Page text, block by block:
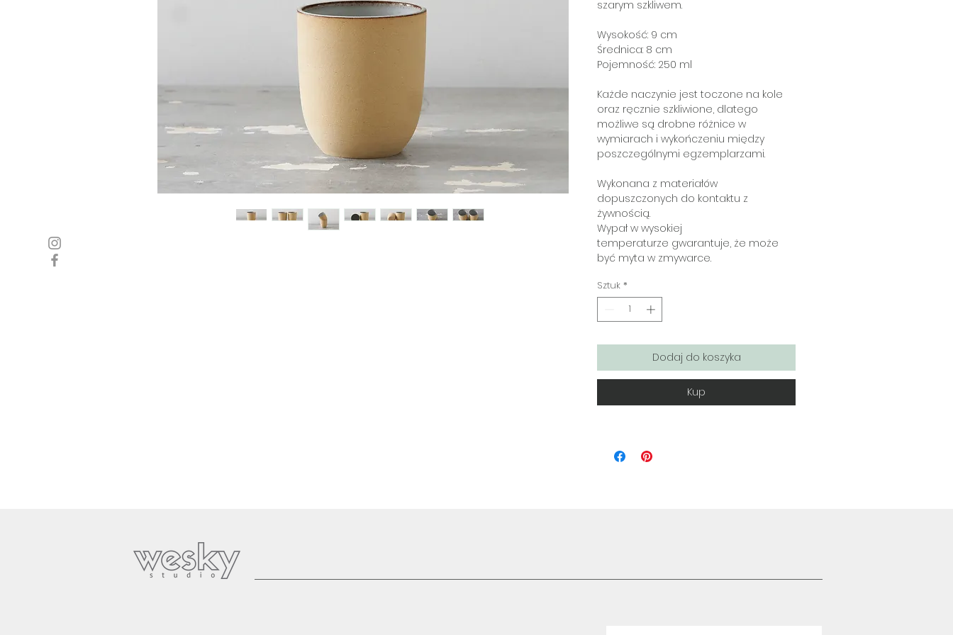
szarym szkliwem.
Wysokość: 9 cm
Średnica: 8 cm
Pojemność: 250 ml
Każde naczynie jest toczone na kole
oraz ręcznie szkliwione, dlatego
możliwe są drobne różnice w
wymiarach i wykończeniu między
poszczególnymi egzemplarzami.
Wykonana z materiałów
dopuszczonych do kontaktu z
żywnością.
Wypał w wysokiej
temperaturze gwarantuje, że może
być myta w zmywarce.
Sztuk *
Dodaj do koszyka
Kup